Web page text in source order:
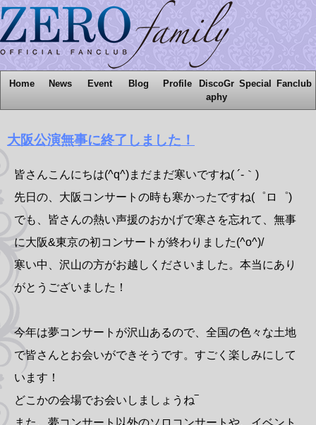
Home News Event Blog Profile
DiscoGr
aphy
Special Fanclub
大阪公演無事に終了しました！
皆さんこんにちは(^q^)まだまだ寒いですね( ´-｀)
先日の、大阪コンサートの時も寒かったですね(゜ロ゜)
でも、皆さんの熱い声援のおかげで寒さを忘れて、無事
に大阪&東京の初コンサートが終わりました(^o^)/
寒い中、沢山の方がお越しくださいました。本当にあり
がとうございました！
今年は夢コンサートが沢山あるので、全国の色々な土地
で皆さんとお会いができそうです。すごく楽しみにして
います！
どこかの会場でお会いしましょうね‾